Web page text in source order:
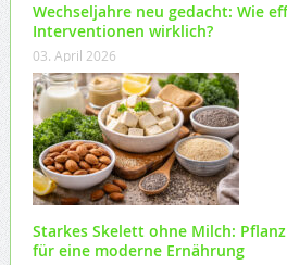
Wechseljahre neu gedacht: Wie
Interventionen wirklich?
03. April 2026
Starkes Skelett ohne Milch:
für eine moderne Ernährung